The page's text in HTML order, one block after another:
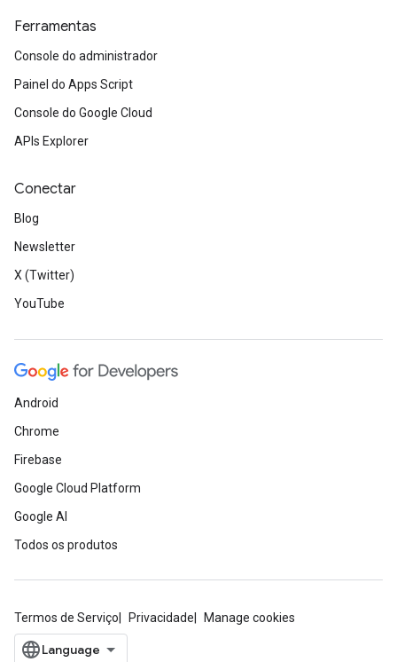
Ferramentas
Console do administrador
Painel do Apps Script
Console do Google Cloud
APIs Explorer
Conectar
Blog
Newsletter
X (Twitter)
YouTube
Android
Chrome
Firebase
Google Cloud Platform
Google AI
Todos os produtos
Termos de Serviço Privacidade Manage cookies